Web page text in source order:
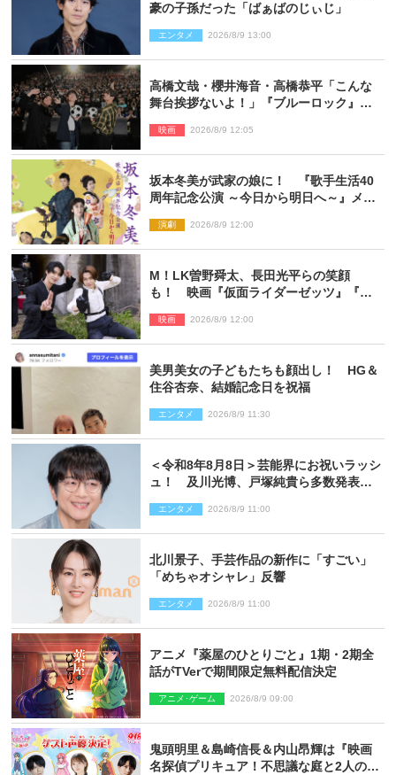
豪の子孫だった「ばぁばのじぃじ」
エンタメ 2026/8/9 13:00
高橋文哉・櫻井海音・高橋恭平「こんな
舞台挨拶ないよ！」『ブルーロック』自
映画 2026/8/9 12:05
坂本冬美が武家の娘に！ 『歌手生活40
周年記念公演 ～今日から明日へ～』メイ
演劇 2026/8/9 12:00
M！LK曽野舜太、長田光平らの笑顔
も！ 映画『仮面ライダーゼッツ』『超
ショット到着
映画 2026/8/9 12:00
美男美女の子どもたちも顔出し！ HG＆
住谷杏奈、結婚記念日を祝福
エンタメ 2026/8/9 11:30
＜令和8年8月8日＞芸能界にお祝いラッシ
ュ！ 及川光博、戸塚純貴ら多数発表結
エンタメ 2026/8/9 11:00
北川景子、手芸作品の新作に「すごい」
「めちゃオシャレ」反響
エンタメ 2026/8/9 11:00
アニメ『薬屋のひとりごと』1期・2期全
話がTVerで期間限定無料配信決定
アニメ･ゲーム 2026/8/9 09:00
鬼頭明里＆島崎信長＆内山昂輝は『映画
名探偵プリキュア！不思議な庭と2人の秘